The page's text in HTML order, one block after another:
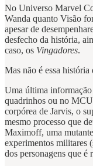
No Universo Marvel
Wanda quanto Visão
apesar de
desfecho da história,
caso, os Vingadores.
Mas não é essa
Uma última
quadrinhos ou no
corpórea de Jarvis, o
mesmo processo que
Maximoff, uma
experimentos militares
dos personagens que é